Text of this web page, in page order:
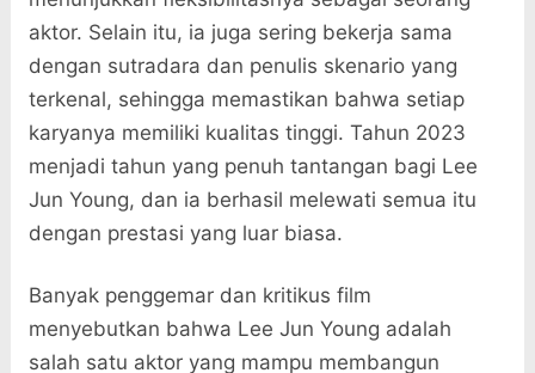
aktor. Selain itu, ia juga sering bekerja sama
dengan sutradara dan penulis skenario yang
terkenal, sehingga memastikan bahwa setiap
karyanya memiliki kualitas tinggi. Tahun 2023
menjadi tahun yang penuh tantangan bagi Lee
Jun Young, dan ia berhasil melewati semua itu
dengan prestasi yang luar biasa.
Banyak penggemar dan kritikus film
menyebutkan bahwa Lee Jun Young adalah
salah satu aktor yang mampu membangun